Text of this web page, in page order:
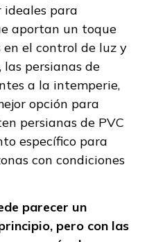
ideales para
aportan un toque
en el control de luz y
persianas de
a la intemperie,
opción para
persianas de PVC
específico para
con condiciones
parecer un
pero con las